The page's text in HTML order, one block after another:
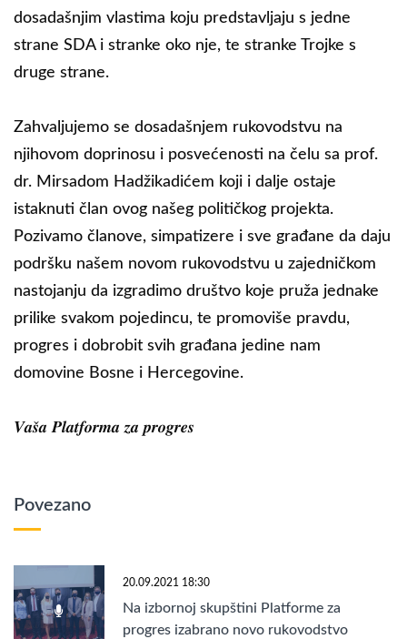
dosadašnjim vlastima koju predstavljaju s jedne
strane SDA i stranke oko nje, te stranke Trojke s
druge strane.
Zahvaljujemo se dosadašnjem rukovodstvu na
njihovom doprinosu i posvećenosti na čelu sa prof.
dr. Mirsadom Hadžikadićem koji i dalje ostaje
istaknuti član ovog našeg političkog projekta.
Pozivamo članove, simpatizere i sve građane da daju
podršku našem novom rukovodstvu u zajedničkom
nastojanju da izgradimo društvo koje pruža jednake
prilike svakom pojedincu, te promoviše pravdu,
progres i dobrobit svih građana jedine nam
domovine Bosne i Hercegovine.
𝑽𝒂𝒔̌𝒂 𝑷𝒍𝒂𝒕𝒇𝒐𝒓𝒎𝒂 𝒛𝒂 𝒑𝒓𝒐𝒈𝒓𝒆𝒔
Povezano
20.09.2021 18:30
Na izbornoj skupštini Platforme za
progres izabrano novo rukovodstvo